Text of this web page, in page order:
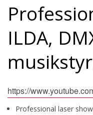
ILDA,
https://
Professional laser